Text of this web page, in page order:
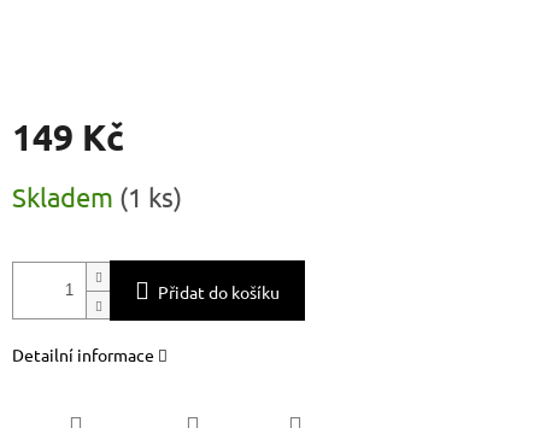
149 Kč
cena:
Skladem (1 ks)
Přidat do košíku
Detailní informace